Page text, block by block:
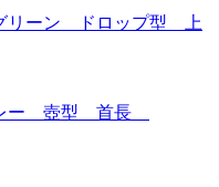
リーン ドロップ型 上
レー 壺型 首長